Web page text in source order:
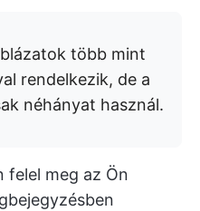
több mint
rendelkezik, de a
néhányat használ.
felel meg az Ön